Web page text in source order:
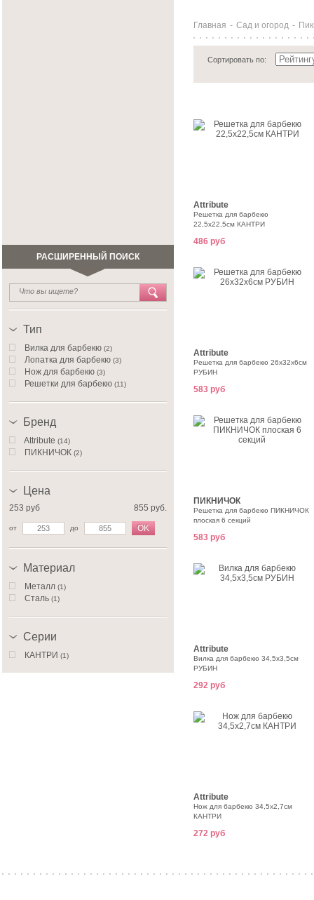
РАСШИРЕННЫЙ ПОИСК
Тип
Вилка для барбекю (2)
Лопатка для барбекю (3)
Нож для барбекю (3)
Решетки для барбекю (11)
Бренд
Attribute (14)
ПИКНИЧОК (2)
Цена
253 руб 855 руб.
от до OK
Материал
Металл (1)
Сталь (1)
Серии
КАНТРИ (1)
Главная - Сад и огород -
Сортировать по:
Attribute
Решетка для барбекю
22,5x22,5см КАНТРИ
486 руб
Attribute
Решетка для барбекю 26x32x6см
РУБИН
583 руб
ПИКНИЧОК
Решетка для барбекю ПИКНИЧОК
плоская 6 секций
583 руб
Attribute
Вилка для барбекю 34,5x3,5см
РУБИН
292 руб
Attribute
Нож для барбекю 34,5x2,7см
КАНТРИ
272 руб